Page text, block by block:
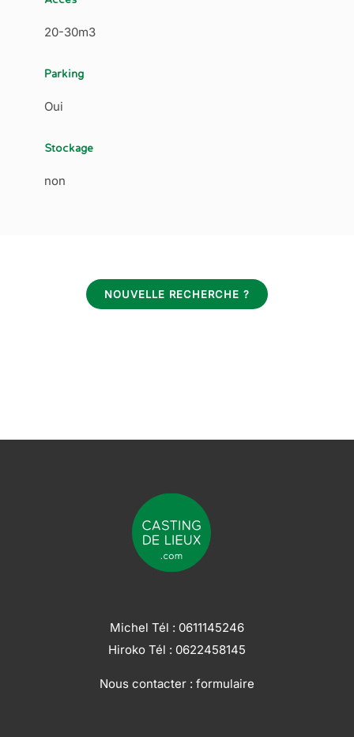
20-30m3
Parking
Oui
Stockage
non
NOUVELLE RECHERCHE ?
Michel Tél : 0611145246
Hiroko Tél : 0622458145
Nous contacter : formulaire